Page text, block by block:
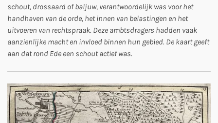
schout, drossaard of baljuw, verantwoordelijk was voor het
handhaven van de orde, het innen van belastingen en het
uitvoeren van rechtspraak. Deze ambtsdragers hadden vaak
aanzienlijke macht en invloed binnen hun gebied. De kaart geeft
aan dat rond Ede een schout actief was.